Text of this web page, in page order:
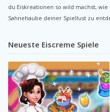
du Eiskreationen so wild machst,
Sahnehaube deiner Spiellust zu
Neueste Eiscreme Spiele